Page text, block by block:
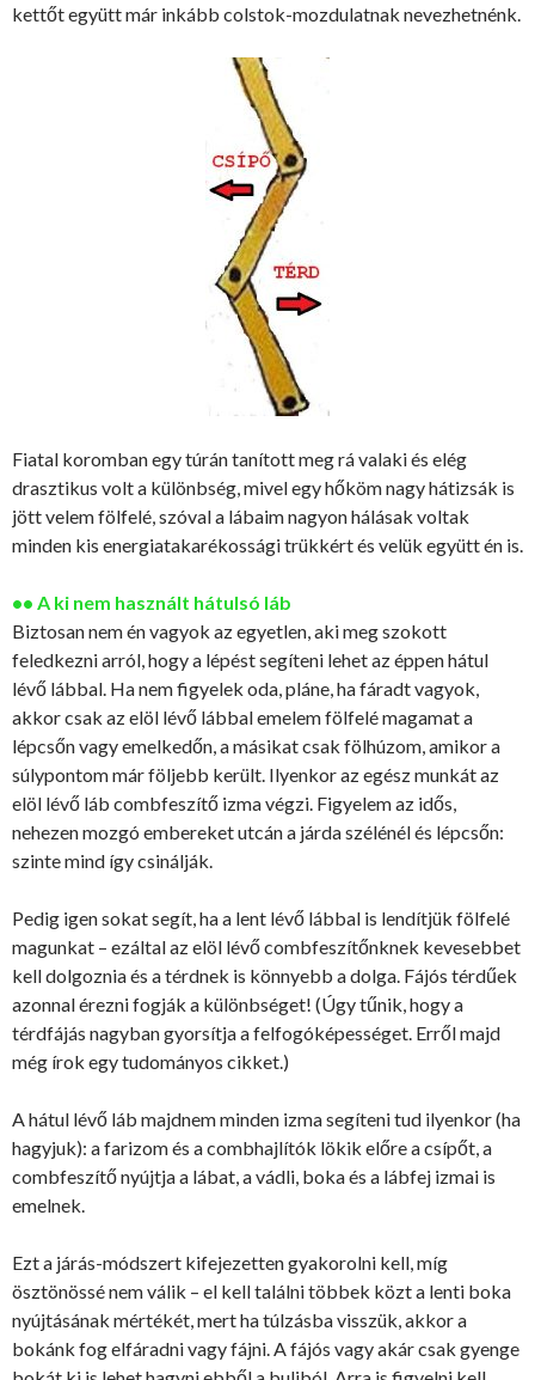
kettőt együtt már inkább colstok-mozdulatnak nevezhetnénk.
Fiatal koromban egy túrán tanított meg rá valaki és elég
drasztikus volt a különbség, mivel egy hőköm nagy hátizsák is
jött velem fölfelé, szóval a lábaim nagyon hálásak voltak
minden kis energiatakarékossági trükkért és velük együtt én is.
•• A ki nem használt hátulsó láb
Biztosan nem én vagyok az egyetlen, aki meg szokott
feledkezni arról, hogy a lépést segíteni lehet az éppen hátul
lévő lábbal. Ha nem figyelek oda, pláne, ha fáradt vagyok,
akkor csak az elöl lévő lábbal emelem fölfelé magamat a
lépcsőn vagy emelkedőn, a másikat csak fölhúzom, amikor a
súlypontom már följebb került. Ilyenkor az egész munkát az
elöl lévő láb combfeszítő izma végzi. Figyelem az idős,
nehezen mozgó embereket utcán a járda szélénél és lépcsőn:
szinte mind így csinálják.
Pedig igen sokat segít, ha a lent lévő lábbal is lendítjük fölfelé
magunkat – ezáltal az elöl lévő combfeszítőnknek kevesebbet
kell dolgoznia és a térdnek is könnyebb a dolga. Fájós térdűek
azonnal érezni fogják a különbséget! (Úgy tűnik, hogy a
térdfájás nagyban gyorsítja a felfogóképességet. Erről majd
még írok egy tudományos cikket.)
A hátul lévő láb majdnem minden izma segíteni tud ilyenkor (ha
hagyjuk): a farizom és a combhajlítók lökik előre a csípőt, a
combfeszítő nyújtja a lábat, a vádli, boka és a lábfej izmai is
emelnek.
Ezt a járás-módszert kifejezetten gyakorolni kell, míg
ösztönössé nem válik – el kell találni többek közt a lenti boka
nyújtásának mértékét, mert ha túlzásba visszük, akkor a
bokánk fog elfáradni vagy fájni. A fájós vagy akár csak gyenge